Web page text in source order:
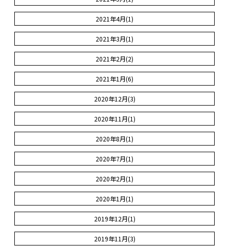
2021年4月(1)
2021年3月(1)
2021年2月(2)
2021年1月(6)
2020年12月(3)
2020年11月(1)
2020年8月(1)
2020年7月(1)
2020年2月(1)
2020年1月(1)
2019年12月(1)
2019年11月(3)